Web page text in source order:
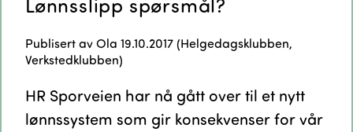
Publisert avOla 19.10.2017 (Helgedagsklubben,
Verkstedklubben)
HR Sporveien har nå gått over til et nytt
lønnssystem som gir konsekvenser for vår